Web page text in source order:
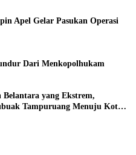
Apel Gelar Pasukan Operasi
Dari Menkopolhukam
yang Ekstrem,
Tampuruang Menuju Koto